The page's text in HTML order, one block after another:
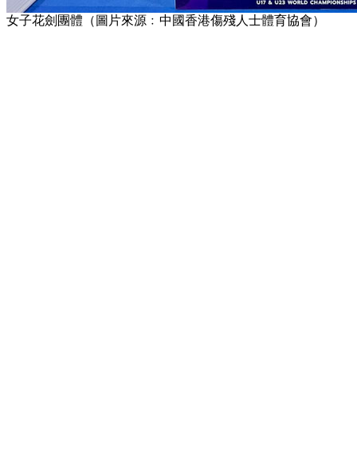
女子花劍團體（圖片來源﹕中國香港傷殘人士體育協會）